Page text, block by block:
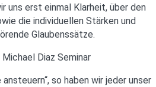
uns erst einmal Klarheit, über den
die individuellen Stärken und
Glaubenssätze.
so haben wir jeder unser